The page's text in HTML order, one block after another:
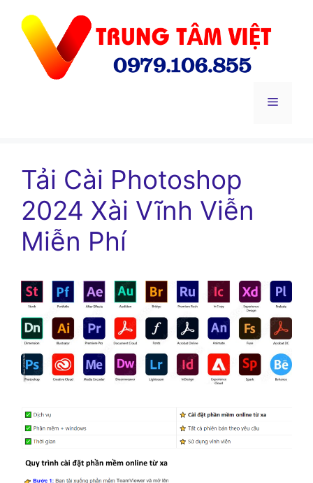
Menu
Tải Cài Photoshop
2024 Xài Vĩnh Viễn
Miễn Phí